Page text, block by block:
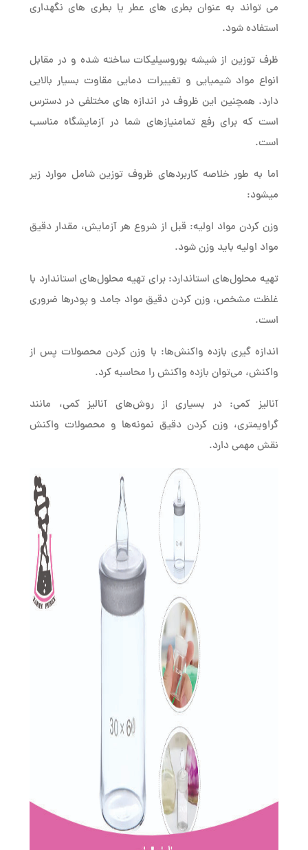
می تواند به عنوان بطری های عطر یا بطری های نگهداری
استفاده شود.
ظرف توزین از شیشه بوروسیلیکات ساخته شده و در مقابل
انواع مواد شیمیایی و تغییرات دمایی مقاوت بسیار بالایی
دارد. همچنین این ظروف در اندازه های مختلفی در دسترس
است که برای رفع تمامنیازهای شما در آزمایشگاه مناسب
است.
اما به طور خلاصه کاربردهای ظروف توزین شامل موارد زیر
میشود:
وزن کردن مواد اولیه: قبل از شروع هر آزمایش، مقدار دقیق
مواد اولیه باید وزن شود.
تهیه محلول‌های استاندارد: برای تهیه محلول‌های استاندارد با
غلظت مشخص، وزن کردن دقیق مواد جامد و پودرها ضروری
است.
اندازه گیری بازده واکنش‌ها: با وزن کردن محصولات پس از
واکنش، می‌توان بازده واکنش را محاسبه کرد.
آنالیز کمی: در بسیاری از روش‌های آنالیز کمی، مانند
گراویمتری، وزن کردن دقیق نمونه‌ها و محصولات واکنش
نقش مهمی دارد.